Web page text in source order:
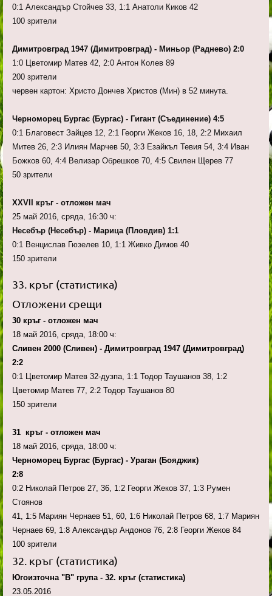
0:1 Александър Стойчев 33, 1:1 Анатоли Киков 42
100 зрители
Димитровград 1947 (Димитровград) - Миньор (Раднево) 2:0
1:0 Цветомир Матев 42, 2:0 Антон Колев 89
200 зрители
червен картон: Христо Дончев Христов (Мин) в 52 минута.
Черноморец Бургас (Бургас) - Гигант (Съединение) 4:5
0:1 Благовест Зайцев 12, 2:1 Георги Жеков 16, 18, 2:2 Михаил
Митев 26, 2:3 Илиян Марчев 50, 3:3 Езайкъл Тевия 54, 3:4 Иван
Божков 60, 4:4 Велизар Обрешков 70, 4:5 Свилен Щерев 77
50 зрители
XXVII кръг - отложен мач
25 май 2016, сряда, 16:30 ч:
Несебър (Несебър) - Марица (Пловдив) 1:1
0:1 Венцислав Гюзелев 10, 1:1 Живко Димов 40
150 зрители
33. кръг (статистика)
Отложени срещи
30 кръг - отложен мач
18 май 2016, сряда, 18:00 ч:
Сливен 2000 (Сливен) - Димитровград 1947 (Димитровград)
2:2
0:1 Цветомир Матев 32-дузпа, 1:1 Тодор Таушанов 38, 1:2
Цветомир Матев 77, 2:2 Тодор Таушанов 80
150 зрители
31 кръг - отложен мач
18 май 2016, сряда, 18:00 ч:
Черноморец Бургас (Бургас) - Ураган (Бояджик)
2:8
0:2 Николай Петров 27, 36, 1:2 Георги Жеков 37, 1:3 Румен
Стоянов
41, 1:5 Мариян Чернаев 51, 60, 1:6 Николай Петров 68, 1:7 Мариян
Чернаев 69, 1:8 Александър Андонов 76, 2:8 Георги Жеков 84
100 зрители
32. кръг (статистика)
Югоизточна "В" група - 32. кръг (статистика)
23.05.2016